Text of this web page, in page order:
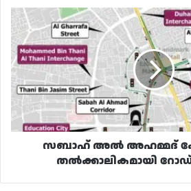
സബാഹ്
അൽ
അഹമ്മദ്
കോറിഡോറിൽ
തൽക്കാലികമായി
റോഡ്
അടച്ചിടും
സബാഹ് അൽ അഹമ്മദ്
തൽക്കാലികമായി